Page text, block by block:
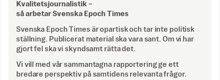
Kvalitetsjournalistik –
så arbetar Svenska Epoch Times
Svenska Epoch Times är opartisk och tar inte politisk
ställning. Publicerat material ska vara sant. Om vi har
gjort fel ska vi skyndsamt rätta det.
Vi vill med vår sammantagna rapportering ge ett
bredare perspektiv på samtidens relevanta frågor.